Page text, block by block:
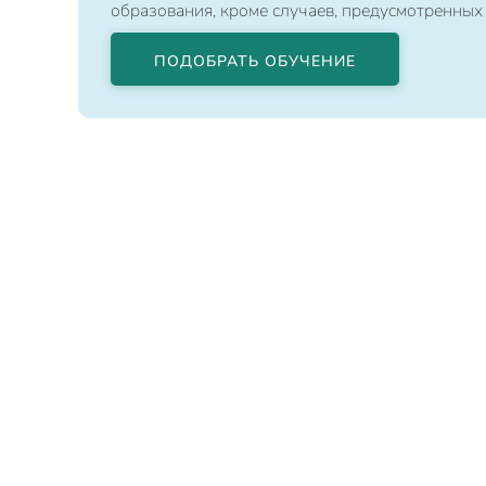
образования, кроме случаев,
ПОДОБРАТЬ ОБУЧЕНИЕ